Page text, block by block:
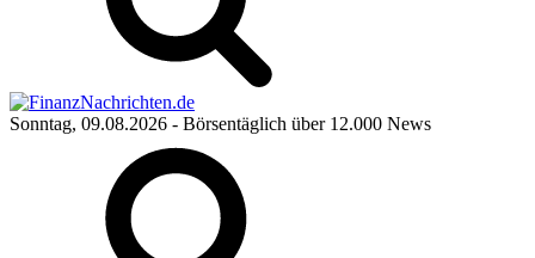
Sonntag, 09.08.2026 - Börsentäglich über 12.000 News